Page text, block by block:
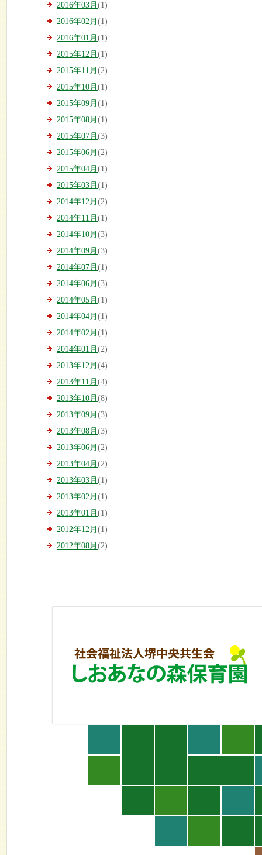
2016年03月 (1)
2016年02月 (1)
2016年01月 (1)
2015年12月 (1)
2015年11月 (2)
2015年10月 (1)
2015年09月 (1)
2015年08月 (1)
2015年07月 (3)
2015年06月 (2)
2015年04月 (1)
2015年03月 (1)
2014年12月 (2)
2014年11月 (1)
2014年10月 (3)
2014年09月 (3)
2014年07月 (1)
2014年06月 (3)
2014年05月 (1)
2014年04月 (1)
2014年02月 (1)
2014年01月 (2)
2013年12月 (4)
2013年11月 (4)
2013年10月 (8)
2013年09月 (3)
2013年08月 (3)
2013年06月 (2)
2013年04月 (2)
2013年03月 (1)
2013年02月 (1)
2013年01月 (1)
2012年12月 (1)
2012年08月 (2)